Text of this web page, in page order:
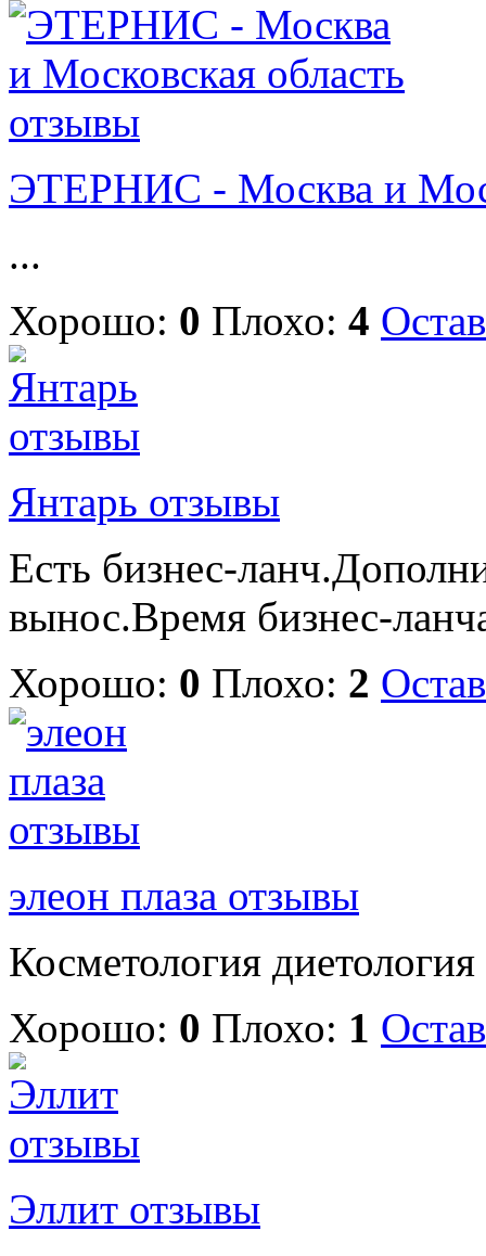
ЭТЕРНИС - Москва и
...
Хорошо: 0 Плохо: 4
Янтарь отзывы
Есть бизнес-
вынос.Время бизнес-
Хорошо: 0 Плохо: 2
элеон плаза отзывы
Косметология
Хорошо: 0 Плохо: 1
Эллит отзывы